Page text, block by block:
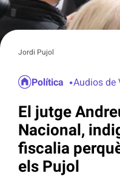
Jordi Pujol
Política Audios de
El jutge
Nacional,
fiscalia
els Pujol